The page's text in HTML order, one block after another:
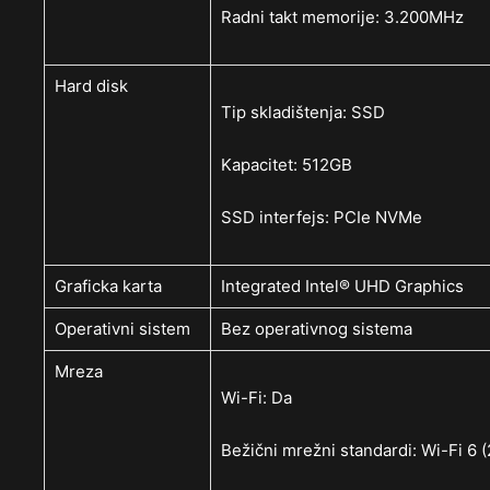
Radni takt memorije: 3.200MHz
Hard disk
Tip skladištenja: SSD
Kapacitet: 512GB
SSD interfejs: PCIe NVMe
Graficka karta Integrated Intel® UHD Graphics
Operativni sistem Bez operativnog sistema
Mreza
Wi-Fi: Da
Bežični mrežni standardi: Wi-Fi 6